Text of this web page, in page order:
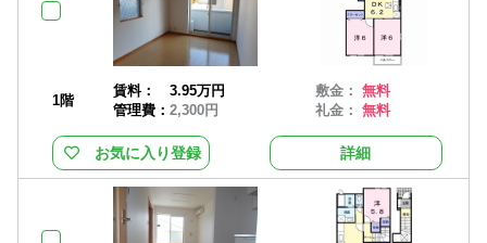
1階
賃料：
3.95万円
管理費： 2,300円
敷金：無料
礼金：無料
お気に入り登録 詳細